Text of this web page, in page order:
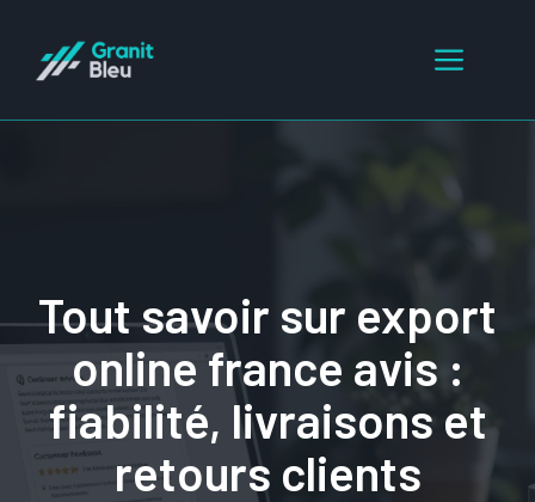
contenu
Menu
Tout savoir sur export
online france avis :
fiabilité, livraisons et
retours clients